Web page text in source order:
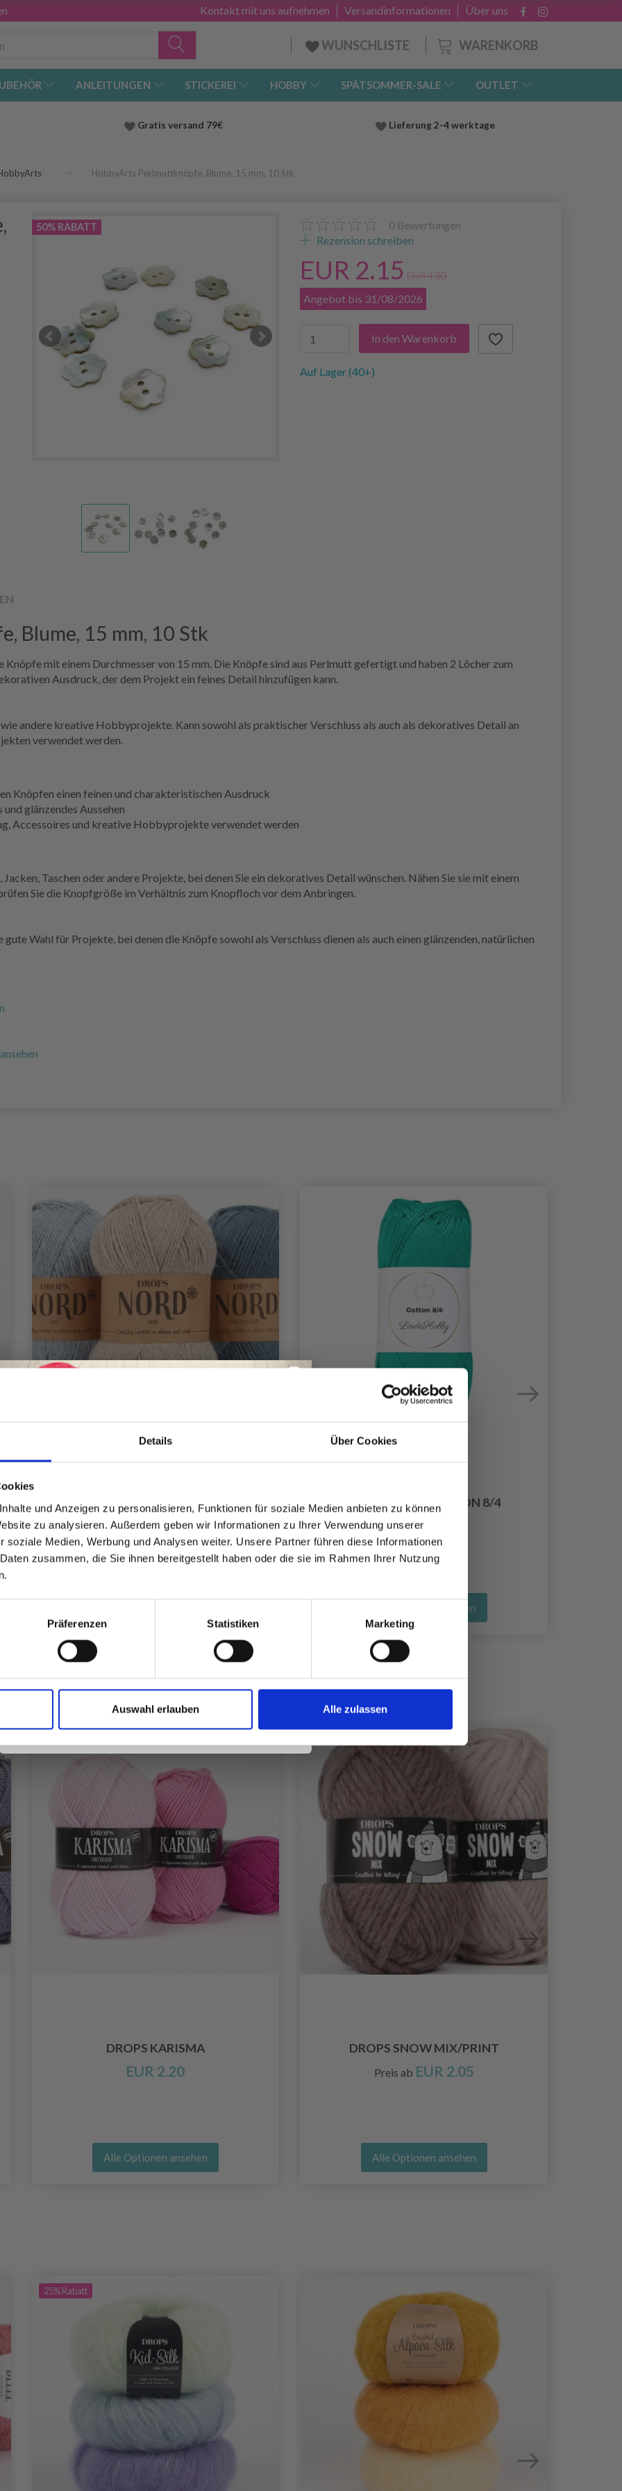
Details Über Cookies
und Anzeigen zu personalisieren, Funktionen für soziale Medien anbieten zu können
zu analysieren. Außerdem geben wir Informationen zu Ihrer Verwendung unserer
soziale Medien, Werbung und Analysen weiter. Unsere Partner führen diese Informationen
zusammen, die Sie ihnen bereitgestellt haben oder die sie im Rahmen Ihrer Nutzung
Präferenzen Statistiken Marketing
Auswahl erlauben Alle zulassen
Über uns
Versandinformationen
Kontakt mit uns aufnehmen
WARENKORB
WUNSCHLISTE
ANLEITUNGEN STICKEREI HOBBY SPÄTSOMMER-SALE OUTLET
Gratis versand 79€ Lieferung 2-4 werktage
HobbyArts Perlmuttknöpfe, Blume, 15 mm, 10 Stk
50% RABATT 0 Bewertungen
Rezension schreiben
EUR 2.15 EUR 4.30
Angebot bis 31/08/2026
In den Warenkorb
Auf Lager (40+)
Blume, 15 mm, 10 Stk
mit einem Durchmesser von 15 mm. Die Knöpfe sind aus Perlmutt gefertigt und haben 2 Löcher zum
Ausdruck, der dem Projekt ein feines Detail hinzufügen kann.
andere kreative Hobbyprojekte. Kann sowohl als praktischer Verschluss als auch als dekoratives Detail an
verwendet werden.
Knöpfen einen feinen und charakteristischen Ausdruck
glänzendes Aussehen
Accessoires und kreative Hobbyprojekte verwendet werden
Taschen oder andere Projekte, bei denen Sie ein dekoratives Detail wünschen. Nähen Sie sie mit einem
Sie die Knopfgröße im Verhältnis zum Knopfloch vor dem Anbringen.
Wahl für Projekte, bei denen die Knöpfe sowohl als Verschluss dienen als auch einen glänzenden, natürlichen
DROPS NORD
Preis abEUR 2.50
LINDEHOBBY COTTON 8/4
EUR 2.60
Alle Optionen ansehen
DROPS KARISMA
EUR 2.20
Alle Optionen ansehen
DROPS SNOW MIX/PRINT
Preis ab EUR 2.05
Alle Optionen ansehen
25%Rabatt
Werde ein Teil unserer Garn-Community
und erhalte exklusiven Zugang zu
inspirierenden Strickmustern und
Nein, danke